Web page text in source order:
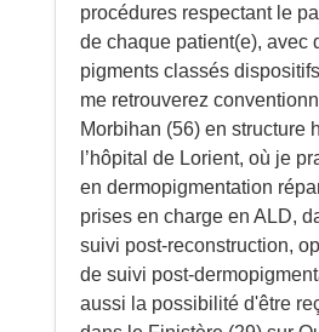
procédures respectant le
de chaque patient(e), avec
pigments classés
me retrouverez
Morbihan (56) en structure
l’hôpital de Lorient, où je
en dermopigmentation
prises en charge en ALD,
suivi post-reconstruction,
de suivi post-
aussi la possibilité d'être